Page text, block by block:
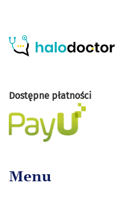
Dostępne płatności
Menu